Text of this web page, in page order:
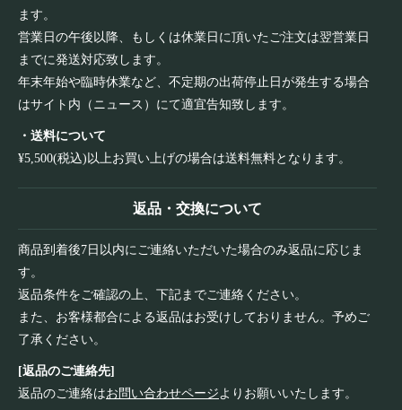
ます。
営業日の午後以降、もしくは休業日に頂いたご注文は翌営業日
までに発送対応致します。
年末年始や臨時休業など、不定期の出荷停止日が発生する場合
はサイト内（ニュース）にて適宜告知致します。
・送料について
¥5,500(税込)以上お買い上げの場合は送料無料となります。
返品・交換について
商品到着後7日以内にご連絡いただいた場合のみ返品に応じま
す。
返品条件をご確認の上、下記までご連絡ください。
また、お客様都合による返品はお受けしておりません。予めご
了承ください。
[返品のご連絡先]
返品のご連絡はお問い合わせページ よりお願いいたします。